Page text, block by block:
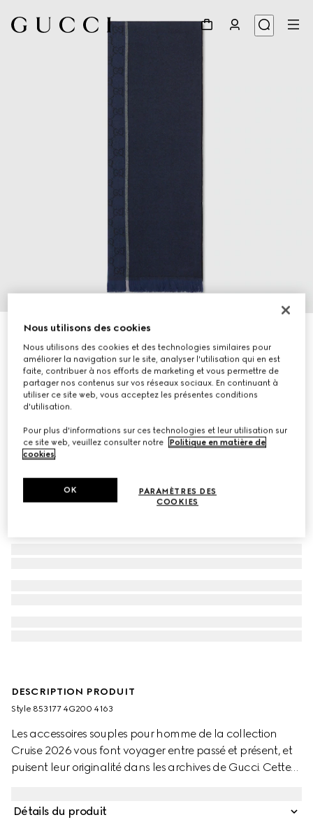
Écharpe en jacquard de laine GG
CHF 310
Déclinaisons bleu marine et gris clair
DESCRIPTION PRODUIT
Style ‎853177 4G200 4163
Les accessoires souples pour homme de la collection
Cruise 2026 vous font voyager entre passé et présent, et
puisent leur originalité dans les archives de Gucci. Cette
Détails du produit
Nous utilisons des cookies
Nous utilisons des cookies et des technologies similaires pour
améliorer la navigation sur le site, analyser l'utilisation qui en est
faite, contribuer à nos efforts de marketing et vous permettre de
partager nos contenus sur vos réseaux sociaux. En continuant à
utiliser ce site web, vous acceptez les présentes conditions
d'utilisation.
Pour plus d'informations sur ces technologies et leur utilisation sur
ce site web, veuillez consulter notre
Politique en matière de
cookies.
PARAMÈTRES DES
COOKIES
OK